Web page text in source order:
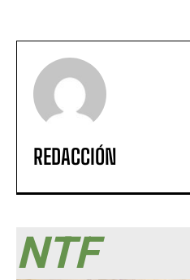
REDACCIÓN
NTF